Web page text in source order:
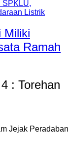
Miliki
Ramah
: Torehan
Jejak